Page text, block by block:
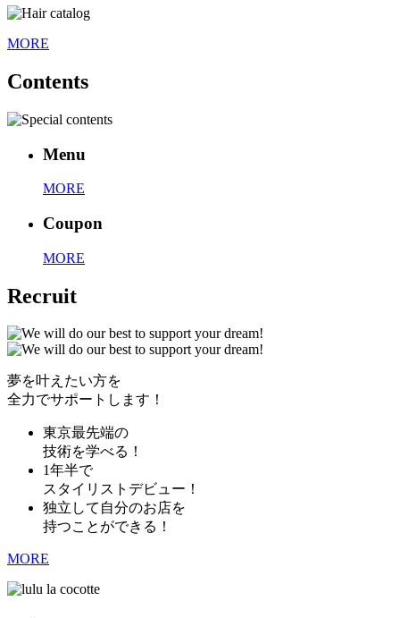
MORE
Contents
Menu
MORE
Coupon
MORE
Recruit
夢を叶えたい方を
全力でサポートします！
東京最先端の
技術を学べる！
1年半で
スタイリストデビュー！
独立して自分のお店を
持つことができる！
MORE